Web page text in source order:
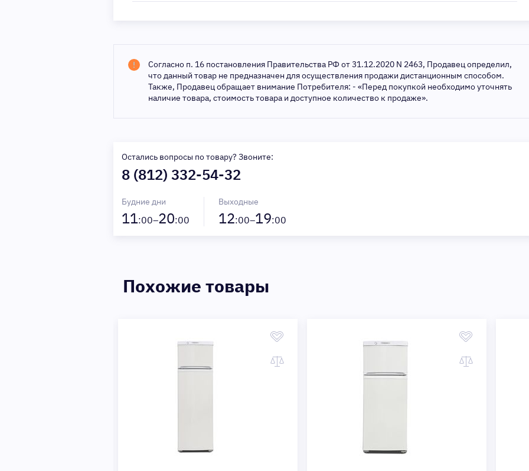
Согласно п. 16 постановления Правительства РФ от 31.12.2020 N 2463, Продавец определил,
что данный товар не предназначен для осуществления продажи дистанционным способом.
Также, Продавец обращает внимание Потребителя: - «Перед покупкой необходимо уточнять
наличие товара, стоимость товара и доступное количество к продаже».
Остались вопросы по товару? Звоните:
8 (812) 332-54-32
Будние дни
11:00–20:00
Выходные
12:00–19:00
Похожие товары